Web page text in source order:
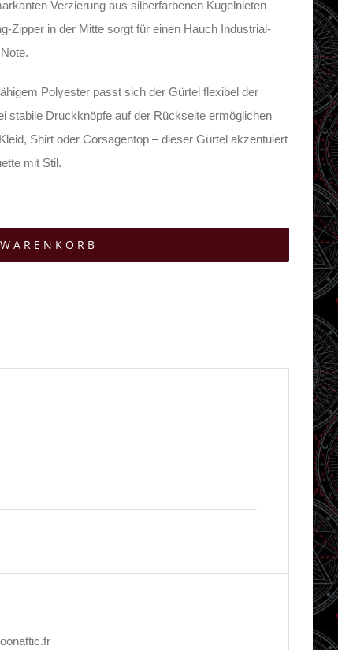
Verzierung aus silberfarbenen Kugelnieten
Zipper in der Mitte sorgt für einen Hauch Industrial-
Polyester passt sich der Gürtel flexibel der
stabile Druckknöpfe auf der Rückseite ermöglichen
Shirt oder Corsagentop – dieser Gürtel akzentuiert
mit Stil.